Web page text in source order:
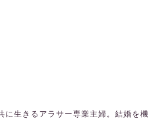
に生きるアラサー専業主婦。結婚を機